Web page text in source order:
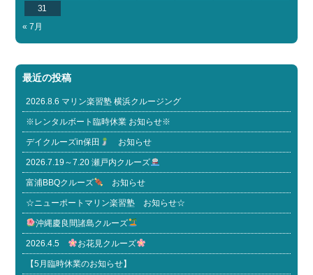
31
« 7月
最近の投稿
2026.8.6 マリン楽習塾 横浜クルージング
※レンタルボート臨時休業 お知らせ※
デイクルーズin保田 お知らせ
2026.7.19～7.20 瀬戸内クルーズ
富浦BBQクルーズ お知らせ
☆ニューポートマリン楽習塾 お知らせ☆
沖縄慶良間諸島クルーズ
2026.4.5 お花見クルーズ
【5月臨時休業のお知らせ】